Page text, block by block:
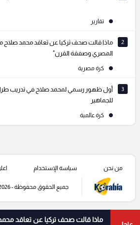
تقارير
2
ماذا قالت صحف تركيا عن تعاقد محمد صلاح
المصري وصفقة القرن"
كرة مصرية
3
أول ظهور رسمي لمحمد صلاح في تدريب
للجماهير
كرة عالمية
ماذا قالت صحف تركيا عن تعاقد
من نحن سياسة الإستخدام
جميع الحقوق محفوظة - 2026 ©